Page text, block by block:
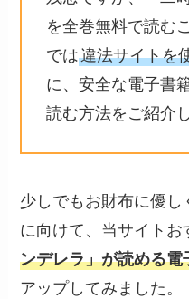
を全巻無料で読む
では違法サイトを
に、安全な電子書
読む方法をご紹介
少しでもお財布に優
に向けて、当サイトお
ンデレラ」が読める電
アップしてみました。